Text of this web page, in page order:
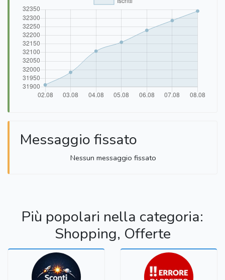
Messaggio fissato
Nessun messaggio fissato
Più popolari nella categoria:
Shopping, Offerte